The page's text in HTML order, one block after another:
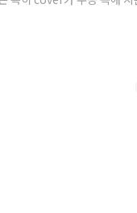
는 "덮인" 또는 "보호된